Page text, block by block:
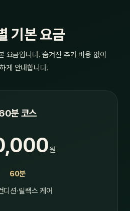
기본 요금
요금입니다. 숨겨진 추가 비용 없이
게 안내합니다.
분 코스
원
60분
디션·릴랙스 케어